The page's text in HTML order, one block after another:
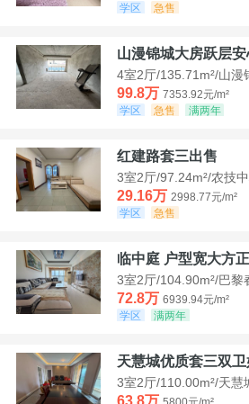
学区
急售
山漫锦城大房跃层
4室2厅/135.71m²/山漫
99.8万 7353.92元/m²
学区
急售 满两年
红建路套三出售
3室2厅/97.24m²/农技中
29.16万 2998.77元/m²
学区
急售
临中庭 户型宽大方
3室2厅/104.90m²/巴黎
72.8万 6939.94元/m²
学区
满两年
3室2厅/110.00m²/天慧
63.8万